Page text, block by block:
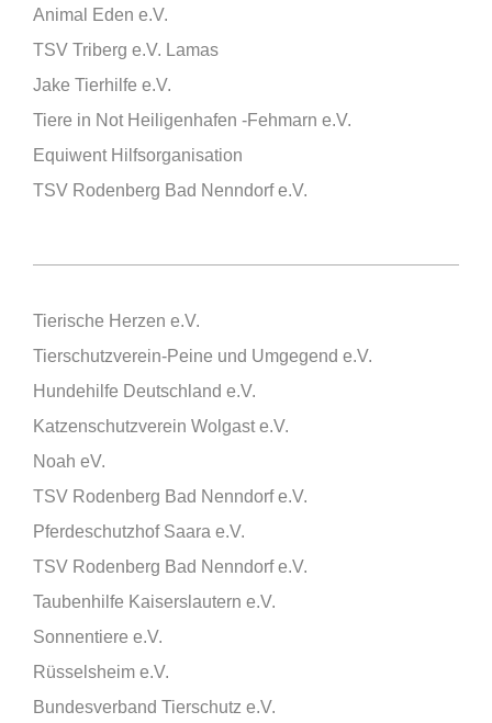
Animal Eden e.V.
TSV Triberg e.V. Lamas
Jake Tierhilfe e.V.
Tiere in Not Heiligenhafen -Fehmarn e.V.
Equiwent Hilfsorganisation
TSV Rodenberg Bad Nenndorf e.V.
Tierische Herzen e.V.
Tierschutzverein-Peine und Umgegend e.V.
Hundehilfe Deutschland e.V.
Katzenschutzverein Wolgast e.V.
Noah eV.
TSV Rodenberg Bad Nenndorf e.V.
Pferdeschutzhof Saara e.V.
TSV Rodenberg Bad Nenndorf e.V.
Taubenhilfe Kaiserslautern e.V.
Sonnentiere e.V.
Rüsselsheim e.V.
Bundesverband Tierschutz e.V.